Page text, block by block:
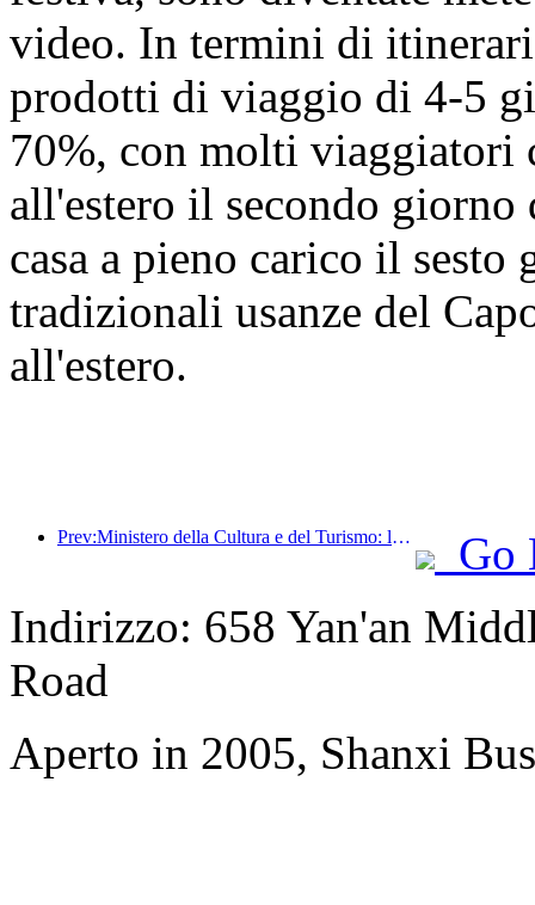
video. In termini di
prodotti di viaggio di 4-5
70%, con molti viaggiatori
all'estero il secondo giorno
casa a pieno carico il
tradizionali usanze del
all'estero.
Prev:Ministero della Cultura e del Turismo: lancio di 22 attività tematiche suddivise in 7 sezioni principali
Go
Indirizzo: 658 Yan'an
Road
Aperto in 2005, Shanxi